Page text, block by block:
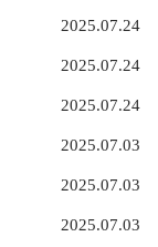
2025.07.24
2025.07.24
2025.07.24
2025.07.03
2025.07.03
2025.07.03